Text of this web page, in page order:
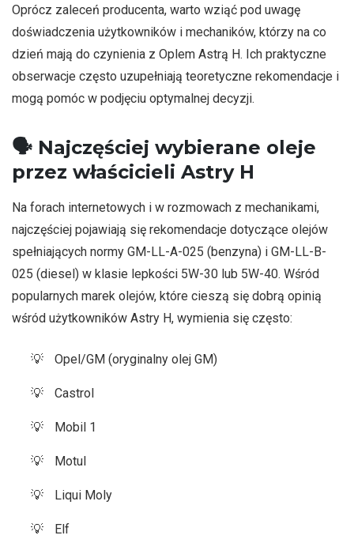
Oprócz zaleceń producenta, warto wziąć pod uwagę
doświadczenia użytkowników i mechaników, którzy na co
dzień mają do czynienia z Oplem Astrą H. Ich praktyczne
obserwacje często uzupełniają teoretyczne rekomendacje i
mogą pomóc w podjęciu optymalnej decyzji.
🗣️ Najczęściej wybierane oleje
przez właścicieli Astry H
Na forach internetowych i w rozmowach z mechanikami,
najczęściej pojawiają się rekomendacje dotyczące olejów
spełniających normy GM-LL-A-025 (benzyna) i GM-LL-B-
025 (diesel) w klasie lepkości 5W-30 lub 5W-40. Wśród
popularnych marek olejów, które cieszą się dobrą opinią
wśród użytkowników Astry H, wymienia się często:
Opel/GM (oryginalny olej GM)
Castrol
Mobil 1
Motul
Liqui Moly
Elf